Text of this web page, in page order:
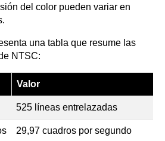
del color pueden variar en
una tabla que resume las
NTSC:
Valor
525 líneas entrelazadas
29,97 cuadros por segundo